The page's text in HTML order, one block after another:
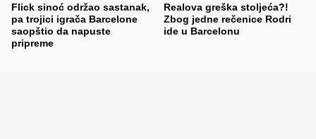
Flick sinoć održao sastanak,
pa trojici igrača Barcelone
saopštio da napuste
pripreme
Realova greška stoljeća?!
Zbog jedne rečenice Rodri
ide u Barcelonu